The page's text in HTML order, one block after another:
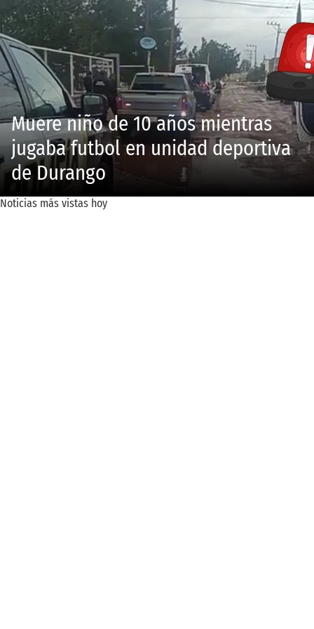
Muere niño de 10 años mientras
jugaba futbol en unidad deportiva
de Durango
Noticias más vistas hoy